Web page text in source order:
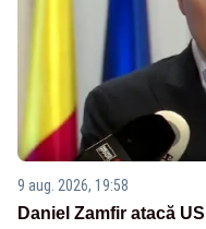
9 aug. 2026, 19:58
Daniel Zamfir atacă